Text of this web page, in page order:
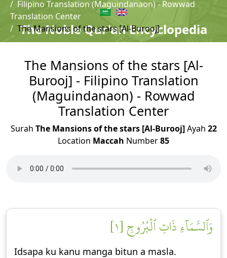
The Noble Qur'an Encyclopedia
Filipino Translation (Maguindanaon) - Rowwad
Translation Center
The Mansions of the stars [Al-Burooj]
The Mansions of the stars [Al-
Burooj] - Filipino Translation
(Maguindanaon) - Rowwad
Translation Center
Surah The Mansions of the stars [Al-Burooj]Ayah 22
Location Maccah Number85
وَٱلسَّمَآءِ ذَاتِ ٱلۡبُرُوجِ [١]
Idsapa ku kanu manga bitun a masla.